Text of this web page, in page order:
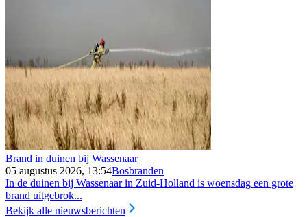
Brand in duinen bij Wassenaar
05 augustus 2026, 13:54Bosbranden
In de duinen bij Wassenaar in Zuid-Holland is woensdag een grote
brand uitgebrok...
Bekijk alle nieuwsberichten